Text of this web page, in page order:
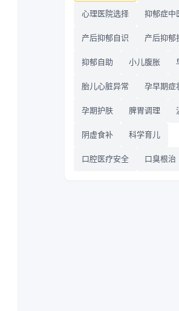
心理医院选择 抑郁症中
产后抑郁自识 产后抑郁
抑郁自助 小儿腹胀
胎儿心脏异常 孕早期症
孕期护肤 脾胃调理
阴虚食补 科学育儿
口腔医疗安全 口臭根治